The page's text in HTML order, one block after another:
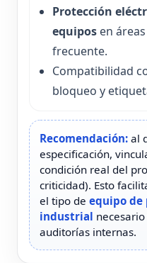
Protección
equiposen
frecuente.
Compatibilidad
bloqueo y
Recomendación: al
especificación,
condición real del
criticidad). Esto
el tipo de equipo de
industrial
auditorías internas.